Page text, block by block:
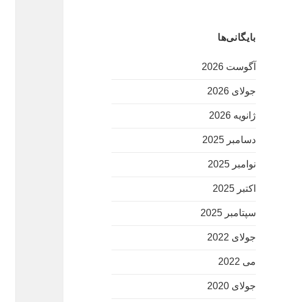
بایگانی‌ها
آگوست 2026
جولای 2026
ژانویه 2026
دسامبر 2025
نوامبر 2025
اکتبر 2025
سپتامبر 2025
جولای 2022
می 2022
جولای 2020